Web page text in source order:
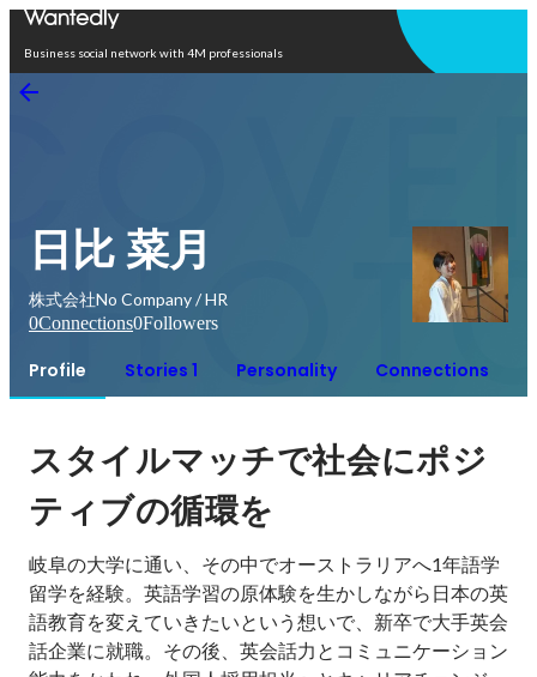
Business social network with 4M professionals
日比 菜月
株式会社No Company / HR
0Connections0Followers
Profile Stories 1 Personality Connections
スタイルマッチで社会にポジ
ティブの循環を
岐阜の大学に通い、その中でオーストラリアへ1年語学
留学を経験。英語学習の原体験を生かしながら日本の英
語教育を変えていきたいという想いで、新卒で大手英会
話企業に就職。その後、英会話力とコミュニケーション